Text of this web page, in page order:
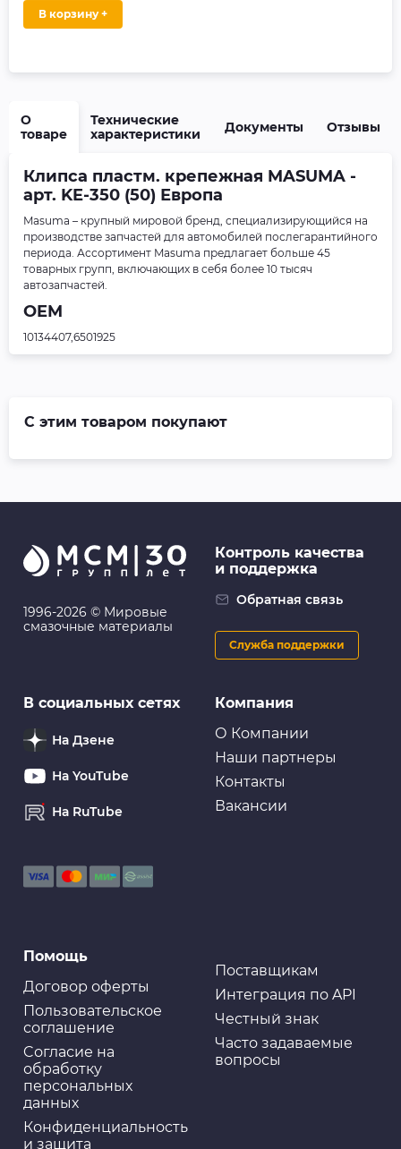
В корзину +
О
товаре
Технические
характеристики
Документы Отзывы
Клипса пластм. крепежная MASUMA -
арт. KE-350 (50) Европа
Masuma – крупный мировой бренд, специализирующийся на
производстве запчастей для автомобилей послегарантийного
периода. Ассортимент Masuma предлагает больше 45
товарных групп, включающих в себя более 10 тысяч
автозапчастей.
OEM
10134407,6501925
С этим товаром покупают
1996-2026 © Мировые
смазочные материалы
Компания
О Компании
Наши партнеры
Контакты
Вакансии
Помощь
Договор оферты
Пользовательское
соглашение
Cогласие на
обработку
персональных
данных
Конфиденциальность
и защита
Поставщикам
Интеграция по API
Честный знак
Часто задаваемые
вопросы
Контроль качества
и поддержка
Обратная связь
Служба поддержки
В социальных сетях
На Дзене
На YouTube
На RuTube